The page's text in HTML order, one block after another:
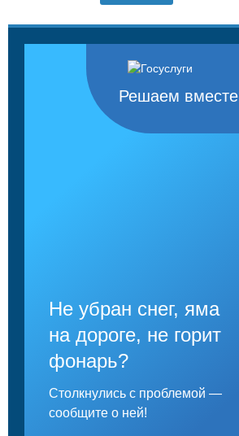
Решаем вместе
Не убран снег, яма
на дороге, не горит
фонарь?
Столкнулись с проблемой —
сообщите о ней!